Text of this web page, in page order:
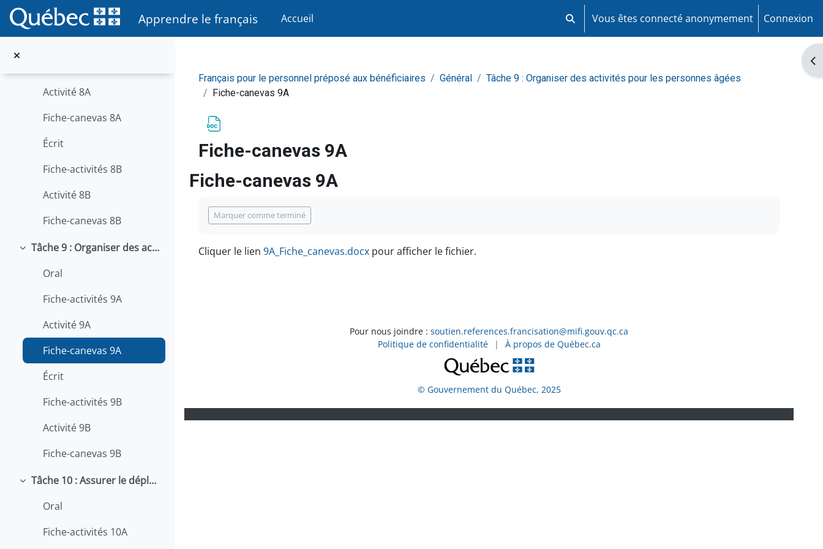
Passer au contenu principal
Apprendre le français Accueil Activer/désactiver la saisie de recherche
Vous êtes connecté anonymement Connexion
Replier
Tâche 8 : Réagir en cas d'urgence et réagir à une alarme
Oral
Activité 8A
Fiche-canevas 8A
Écrit
Fiche-activités 8B
Activité 8B
Fiche-canevas 8B
Replier
Tâche 9 : Organiser des activités pour les personnes âgées
Oral
Fiche-activités 9A
Activité 9A
Fiche-canevas 9A
Écrit
Fiche-activités 9B
Activité 9B
Fiche-canevas 9B
Replier
Tâche 10 : Assurer le déplacement sécuritaire des patients
Oral
Fiche-activités 10A
Français pour le personnel préposé aux bénéficiaires Général
Tâche 9 : Organiser des activités pour les personnes âgées
Fiche-canevas 9A
Fiche-canevas 9A
Fiche-canevas 9A
Conditions d’achèvement
Marquer comme terminé
Cliquer le lien 9A_Fiche_canevas.docx pour afficher le fichier.
Pour nous joindre : soutien.references.francisation@mifi.gouv.qc.ca
Politique de confidentialité
| À propos de Québec.ca
© Gouvernement du Québec, 2025